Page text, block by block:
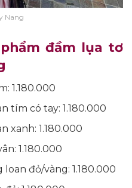
Nang
đầm lụa tơ
1.180.000
tím có tay: 1.180.000
xanh: 1.180.000
1.180.000
đỏ/vàng: 1.180.000